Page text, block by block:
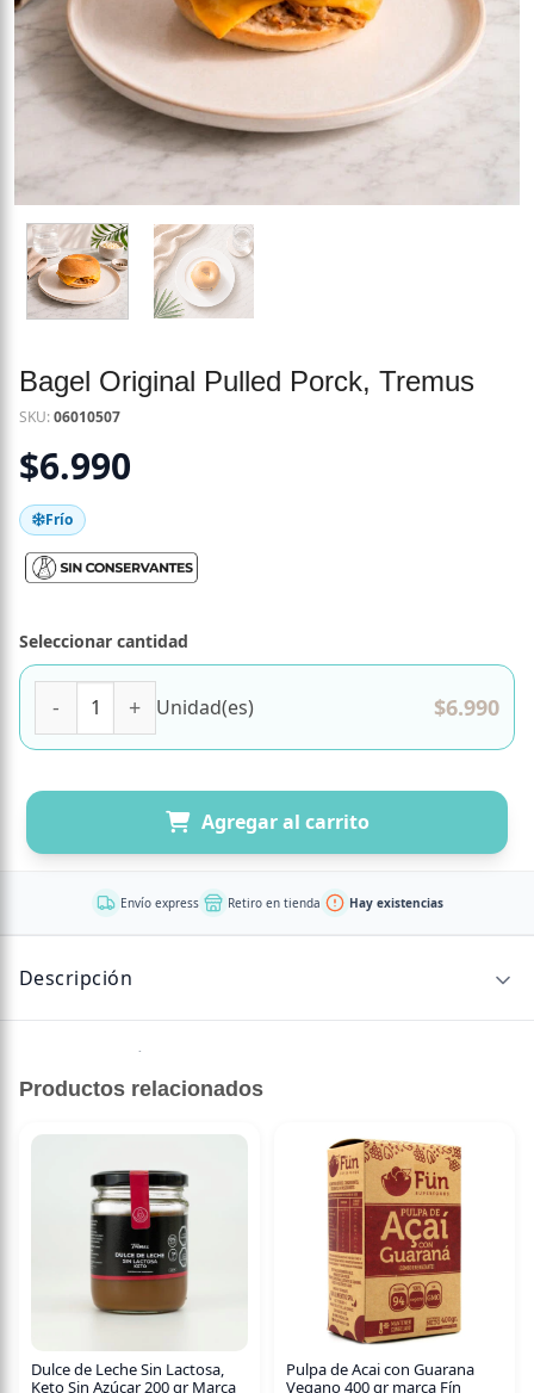
Bagel Original Pulled Porck, Tremus
SKU:06010507
$6.990
Frío
Seleccionar cantidad
Unidad(es) $6.990
Agregar al carrito
Envío express Retiro en tienda Hay existencias
Descripción
Sin descripción disponible.
Productos relacionados
Dulce de Leche Sin Lactosa,
Keto Sin Azúcar 200 gr Marca
Pulpa de Acai con Guarana
Vegano 400 gr marca Fín